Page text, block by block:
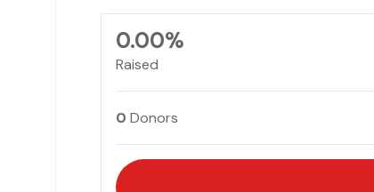
0.00%
Raised
0 Donors